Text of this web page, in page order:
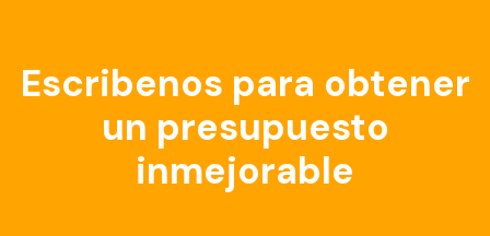
Escribenos para obtener
un presupuesto
inmejorable